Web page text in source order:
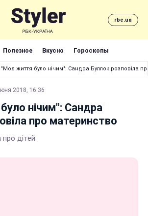
rbc.ua
Полезное Вкусно Гороскопы
"Моє життя було нічим": Сандра Буллок розповіла
2018, 16:36
нічим": Сандра
про материнство
дітей